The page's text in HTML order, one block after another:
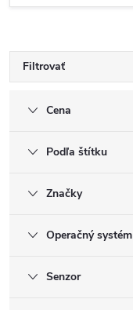
Filtrovať
Cena
Podľa štítku
Značky
Operačný systém
Senzor